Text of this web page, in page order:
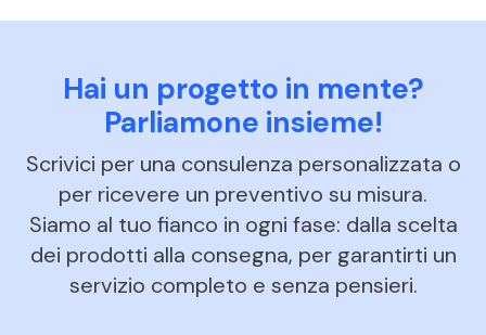
Hai un progetto in mente?
Parliamone insieme!
Scrivici per una consulenza personalizzata o
per ricevere un preventivo su misura.
Siamo al tuo fianco in ogni fase: dalla scelta
dei prodotti alla consegna, per garantirti un
servizio completo e senza pensieri.